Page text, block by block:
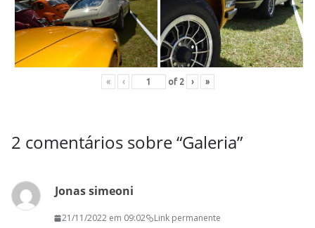
« ‹ of 2 › »
2 comentários sobre “Galeria”
Jonas simeoni
21/11/2022 em 09:02 Link permanente